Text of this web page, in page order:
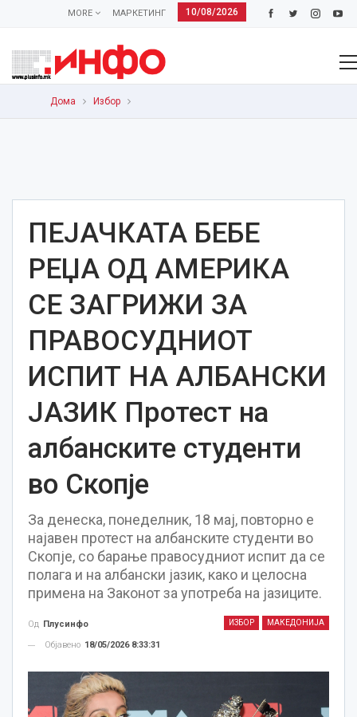
10/08/2026
МАРКЕТИНГ
MORE
Дома Избор
ПЕЈАЧКАТА БЕБЕ
РЕЏА ОД АМЕРИКА
СЕ ЗАГРИЖИ ЗА
ПРАВОСУДНИОТ
ИСПИТ НА АЛБАНСКИ
ЈАЗИК Протест на
албанските студенти
во Скопје
За денеска, понеделник, 18 мај, повторно е
најавен протест на албанските студенти во
Скопје, со барање правосудниот испит да се
полага и на албански јазик, како и целосна
примена на Законот за употреба на јазиците.
ИЗБОР МАКЕДОНИЈА
Од Плусинфо
Објавено 18/05/2026 8:33:31